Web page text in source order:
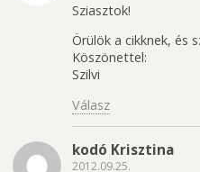
Sziasztok!
Örülök a cikknek, és
Köszönettel:
Szilvi
Válasz
kodó Krisztina
2012.09.25.